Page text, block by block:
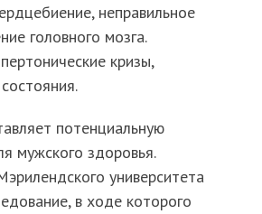
неправильное
головного мозга.
кризы,
потенциальную
мужского здоровья.
университета
в ходе которого